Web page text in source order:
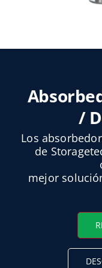
/
Los
de
mejor